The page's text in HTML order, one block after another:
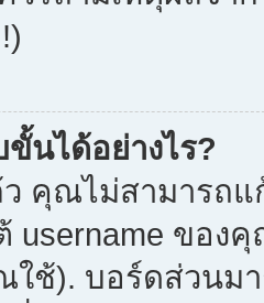
นได้อย่างไร?
คุณไม่สามารถ
username ขอ
ช้). บอร์ดส่วนม